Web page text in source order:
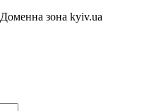
Доменна зона kyiv.ua